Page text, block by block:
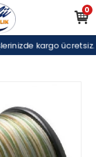
kargo ücretsiz.
0